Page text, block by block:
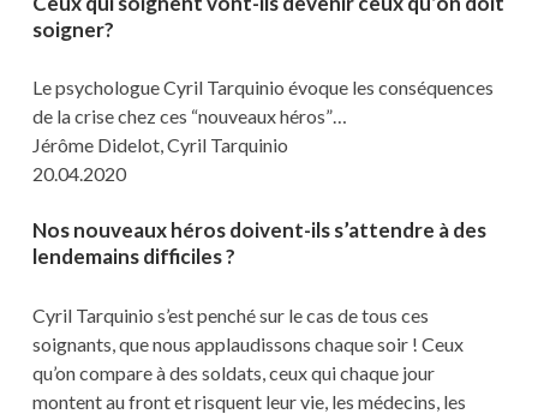
soigner?
Le psychologue Cyril Tarquinio évoque les conséquences
de la crise chez ces “nouveaux héros”…
Jérôme Didelot, Cyril Tarquinio
20.04.2020
Nos nouveaux héros doivent-ils s’attendre à des
lendemains difficiles ?
Cyril Tarquinio s’est penché sur le cas de tous ces
soignants, que nous applaudissons chaque soir ! Ceux
qu’on compare à des soldats, ceux qui chaque jour
montent au front et risquent leur vie, les médecins, les